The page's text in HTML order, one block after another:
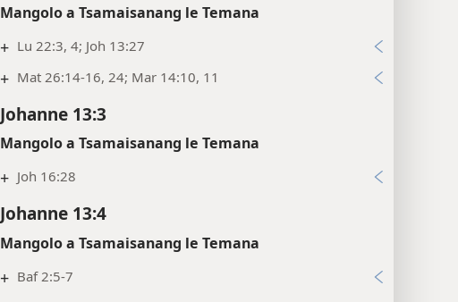
Mangolo a Tsamaisanang le Temana
+ Lu 22:3, 4; Joh 13:27
+ Mat 26:14-16, 24; Mar 14:10, 11
Johanne 13:3
Mangolo a Tsamaisanang le Temana
+ Joh 16:28
Johanne 13:4
Mangolo a Tsamaisanang le Temana
+ Baf 2:5-7